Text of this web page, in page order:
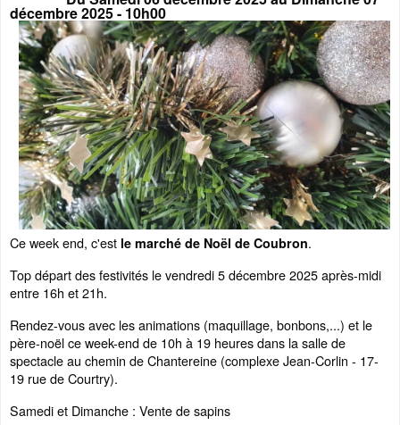
décembre 2025- 10h00
Ce week end, c'est le marché de Noël de Coubron.
Top départ des festivités le vendredi 5 décembre 2025 après-midi
entre 16h et 21h.
Rendez-vous avec les animations (maquillage, bonbons,...) et le
père-noël ce week-end de 10h à 19 heures dans la salle de
spectacle au chemin de Chantereine (complexe Jean-Corlin - 17-
19 rue de Courtry).
Samedi et Dimanche : Vente de sapins